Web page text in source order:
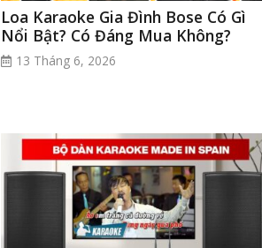
Loa Karaoke Gia Đình Bose Có Gì
Nổi Bật? Có Đáng Mua Không?
13 Tháng 6, 2026